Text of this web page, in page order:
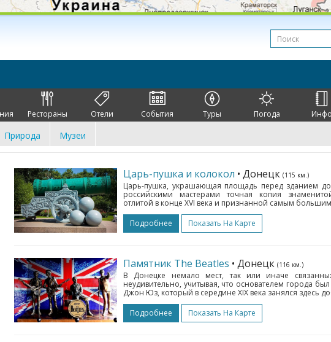
Рестораны Отели События Туры Погода Инфо
Природа Музеи
Царь-пушка и колокол • Донецк (115 км.)
Царь-пушка, украшающая площадь перед зданием
российскими мастерами точная копия
отлитой в конце XVI века и признанной самым
Подробнее
Показать На Карте
Памятник The Beatles • Донецк (116 км.)
В Донецке немало мест, так или иначе
неудивительно, учитывая, что основателем города
Джон Юз, который в середине XIX века занялся здесь
Подробнее
Показать На Карте